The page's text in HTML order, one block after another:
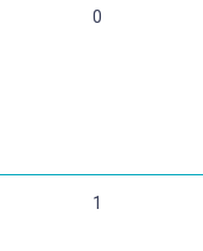
0
1